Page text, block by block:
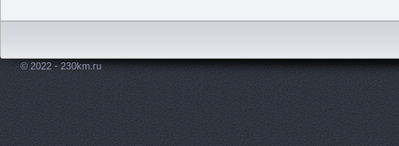
© 2022 - 230km.ru